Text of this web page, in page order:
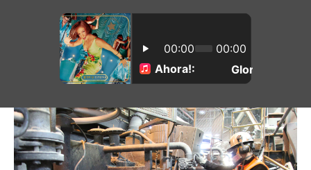
Chuquicamata
Radomiro Tomic
Ministro Hales